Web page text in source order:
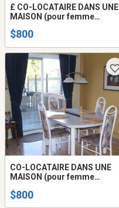
£ CO-LOCATAIRE DANS UNE
MAISON (pour femme
$800
CO-LOCATAIRE DANS UNE
MAISON (pour femme
$800